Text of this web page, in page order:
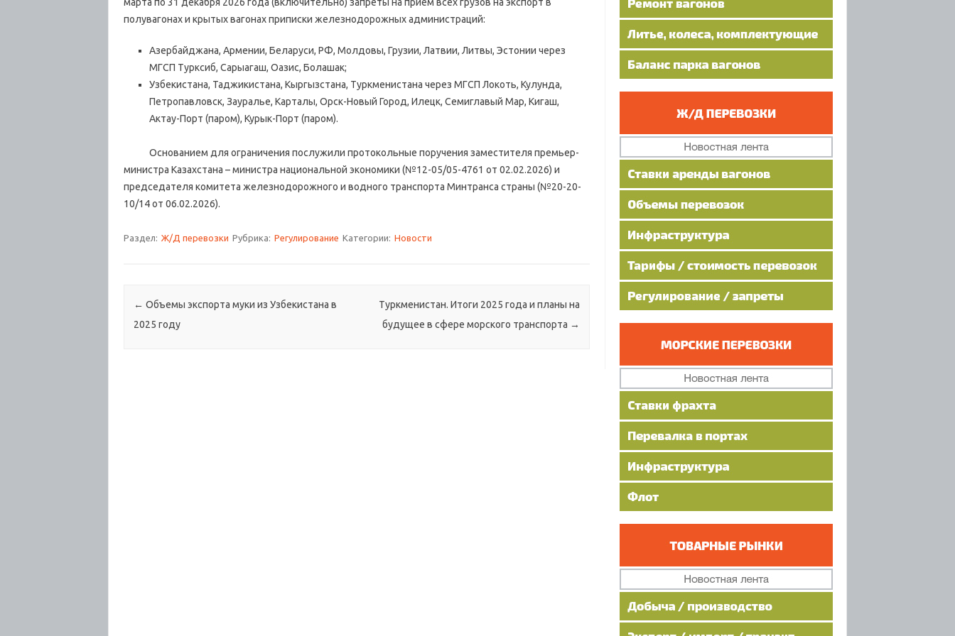
полувагонах и крытых вагонахприписки железнодорожных администраций:
Азербайджана, Армении, Беларуси, РФ, Молдовы, Грузии, Латвии, Литвы, Эстонии через
МГСП Турксиб, Сарыагаш, Оазис, Болашак;
Узбекистана, Таджикистана, Кыргызстана, Туркменистана через МГСП Локоть, Кулунда,
Петропавловск, Зауралье, Карталы, Орск-Новый Город, Илецк, Семиглавый Мар, Кигаш,
Актау-Порт (паром), Курык-Порт (паром).
Основанием для ограничения послужили протокольные поручения заместителя премьер-
министра Казахстана – министра национальной экономики (№12-05/05-4761 от 02.02.2026) и
председателя комитета железнодорожного и водного транспорта Минтранса страны (№20-20-
10/14 от 06.02.2026).
Раздел: Ж/Д перевозки Рубрика: Регулирование Категории: Новости
Навигация по записям
← Объемы экспорта муки из Узбекистана в
2025 году
Туркменистан. Итоги 2025 года и планы на
будущее в сфере морского транспорта →